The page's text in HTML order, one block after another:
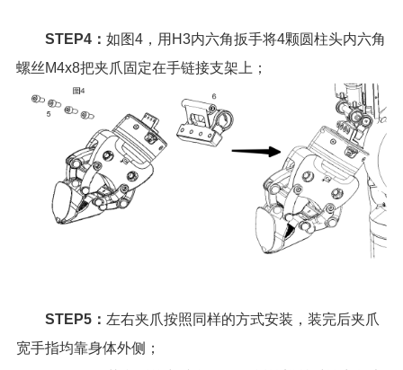
STEP4： 如图4，用H3内六角扳手将4颗圆柱头内六角
螺丝M4x8把夹爪固定在手链接支架上；
STEP5： 左右夹爪按照同样的方式安装，装完后夹爪
宽手指均靠身体外侧；